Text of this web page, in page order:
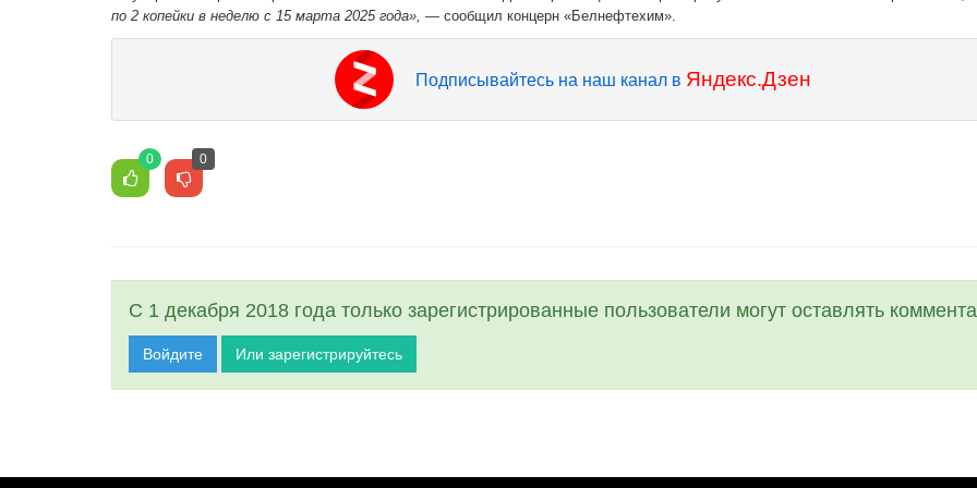
по 2 копейки в неделю с 15 марта 2025 года», — сообщил концерн «Белнефтехим».
Подписывайтесь на наш канал в Яндекс.Дзен
0 0
С 1 декабря 2018 года только зарегистрированные пользователи могут оставлять
Войдите Или зарегистрируйтесь